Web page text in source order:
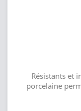
Résistants et
porcelaine